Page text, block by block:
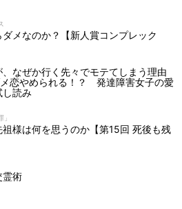
ダメなのか？【新人賞コンプレック
なぜか行く先々でモテてしまう理由
恋やめられる！？ 発達障害女子の愛
し読み
様は何を思うのか【第15回 死後も残
霊術